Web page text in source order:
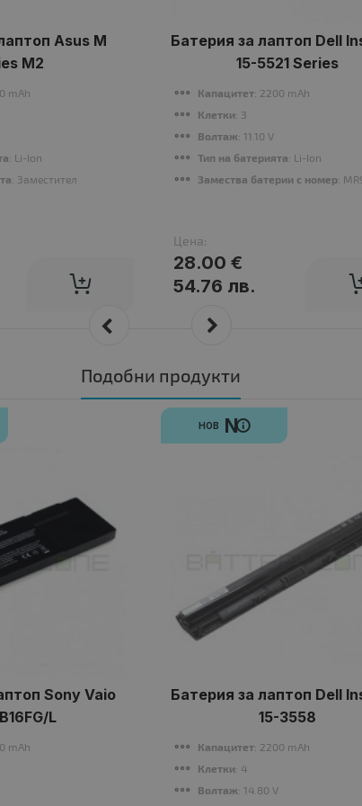
Asus M
M2
mAh
: Li-Ion
: Заместител
Батерия за лаптоп Dell
15-5521 Series
Капацитет: 2200 mAh
Клетки: 3
Волтаж: 11.10 V
Тип на батерията: Li-Ion
Замества батерии с номер:
Цена:
28.00 €
54.76 лв.
Подобни продукти
Sony Vaio
L
mAh
НОВ N
Батерия за лаптоп Dell
15-3558
Капацитет: 2200 mAh
Клетки: 4
Волтаж: 14.80 V